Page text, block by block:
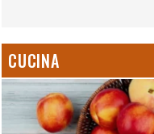
CUCINA